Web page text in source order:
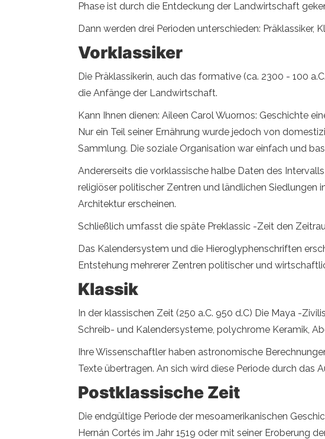
Phase ist durch die Entdeckung der Landwirtschaft
Dann werden drei Perioden unterschieden: Präklassiker,
Vorklassiker
Die Präklassikerin, auch das formative (ca. 2300 - 100
die Anfänge der Landwirtschaft.
Kann Ihnen dienen: Aileen Carol Wuornos: Geschichte
Nur ein Teil seiner Ernährung wurde jedoch von
Sammlung. Die soziale Organisation war einfach und
Andererseits die vorklassische halbe Daten des
religiöser politischer Zentren und ländlichen Siedlungen
Architektur erscheinen.
Schließlich umfasst die späte Preklassic -Zeit den
Das Kalendersystem und die Hieroglyphenschriften
Entstehung mehrerer Zentren politischer und
Klassik
In der klassischen Zeit (250 a.C. 950 d.C) Die Maya -
Schreib- und Kalendersysteme, polychrome Keramik,
Ihre Wissenschaftler haben astronomische
Texte übertragen. An sich wird diese Periode durch das
Postklassische Zeit
Die endgültige Periode der mesoamerikanischen
Hernán Cortés im Jahr 1519 oder mit seiner Eroberung